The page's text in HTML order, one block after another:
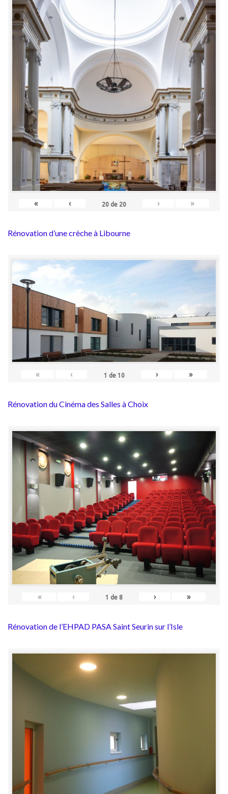
« ‹ 20 de 20 › »
Rénovation d’une crèche à Libourne
« ‹ 1 de 10 › »
Rénovation du Cinéma des Salles à Choix
« ‹ 1 de 8 › »
Rénovation de l’EHPAD PASA Saint Seurin sur l’Isle